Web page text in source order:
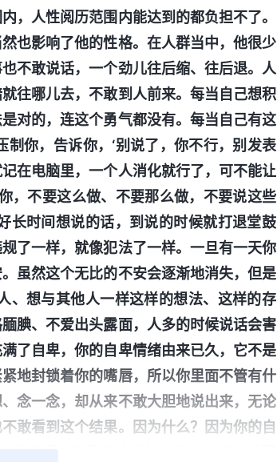
，人性阅历范围内能达到的都负担不了。
也影响了他的性格。在人群当中，他很少
不敢说话，一个劲儿往后缩、往后退。人
往哪儿去，不敢到人前来。每当自己想积
对的，连这个勇气都没有。每当自己有这
你，告诉你，‘别说了，你不行，别发表
在电脑里，一个人消化就行了，可不能让
，不要这么做、不要那么做，不要说这些
长时间想说的话，到说的时候就打退堂鼓
了一样，就像犯法了一样。一旦有一天你
虽然这个无比的不安会逐渐地消失，但是
、想与其他人一样这样的想法、这样的存
腆、不爱出头露面，人多的时候说话会害
了自卑，你的自卑情绪由来已久，它不是
地封锁着你的嘴唇，所以你里面不管有什
念一念，却从来不敢大胆地说出来，无论
敢看到这个结果。因为什么？因为你的自